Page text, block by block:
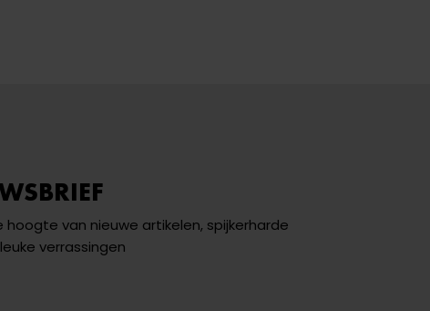
hoogte van nieuwe artikelen, spijkerharde
verrassingen